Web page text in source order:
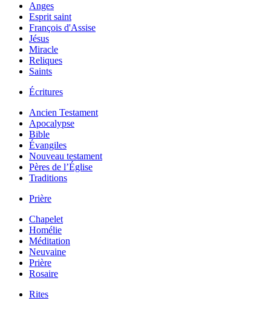
Anges
Esprit saint
François d'Assise
Jésus
Miracle
Reliques
Saints
Écritures
Ancien Testament
Apocalypse
Bible
Évangiles
Nouveau testament
Pères de l’Église
Traditions
Prière
Chapelet
Homélie
Méditation
Neuvaine
Prière
Rosaire
Rites